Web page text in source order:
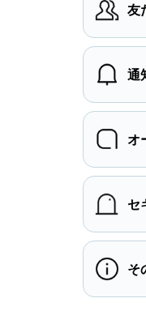
友
通
オ
セ
そ